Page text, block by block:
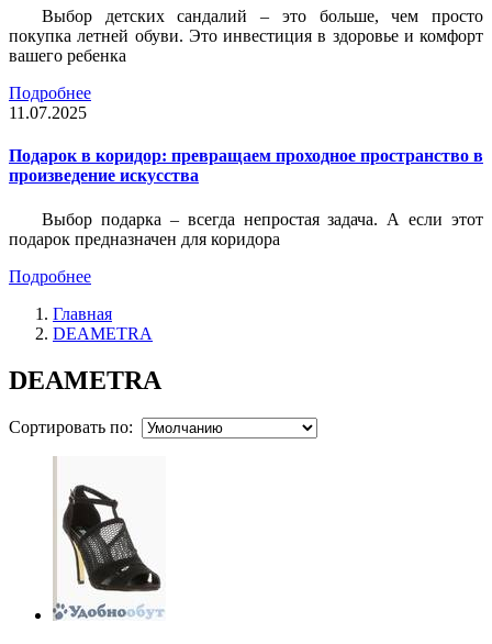
Выбор детских сандалий – это больше, чем просто
покупка летней обуви. Это инвестиция в здоровье и комфорт
вашего ребенка
Подробнее
11.07.2025
Подарок в коридор: превращаем проходное пространство в
произведение искусства
Выбор подарка – всегда непростая задача. А если этот
подарок предназначен для коридора
Подробнее
Главная
DEAMETRA
DEAMETRA
Сортировать по: